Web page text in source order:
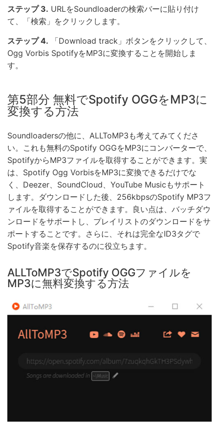
ステップ 3. URLをSoundloaderの検索バーに貼り付け
て、「検索」をクリックします。
ステップ 4. 「Download track」ボタンをクリックして、
Ogg Vorbis SpotifyをMP3に変換することを開始しま
す。
第5部分 無料でSpotify OGGをMP3に
変換する方法
Soundloadersの他に、ALLToMP3も考えてみてくださ
い。これも無料のSpotify OGGをMP3にコンバーターで、
SpotifyからMP3ファイルを取得することができます。実
は、Spotify Ogg VorbisをMP3に変換できるだけでな
く、Deezer、SoundCloud、YouTube Musicもサポート
します。ダウンロードした後、256kbpsのSpotify MP3フ
ァイルを取得することができます。良い点は、バッチダウ
ンロードをサポートし、プレイリストのダウンロードをサ
ポートすることです。さらに、それは完全なID3タグで
Spotify音楽を保存するのに役立ちます。
ALLToMP3でSpotify OGGファイルを
MP3に無料変換する方法